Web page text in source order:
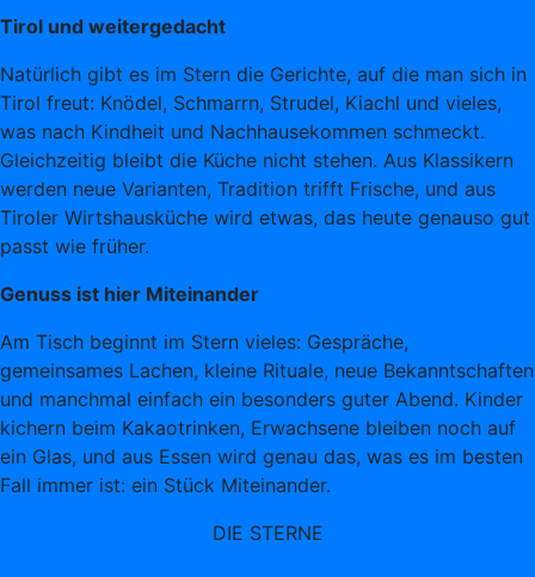
Tirol und weitergedacht
Natürlich gibt es im Stern die Gerichte, auf die man sich in
Tirol freut: Knödel, Schmarrn, Strudel, Kiachl und vieles,
was nach Kindheit und Nachhausekommen schmeckt.
Gleichzeitig bleibt die Küche nicht stehen. Aus Klassikern
werden neue Varianten, Tradition trifft Frische, und aus
Tiroler Wirtshausküche wird etwas, das heute genauso gut
passt wie früher.
Genuss ist hier Miteinander
Am Tisch beginnt im Stern vieles: Gespräche,
gemeinsames Lachen, kleine Rituale, neue Bekanntschaften
und manchmal einfach ein besonders guter Abend. Kinder
kichern beim Kakaotrinken, Erwachsene bleiben noch auf
ein Glas, und aus Essen wird genau das, was es im besten
Fall immer ist: ein Stück Miteinander.
DIE STERNE